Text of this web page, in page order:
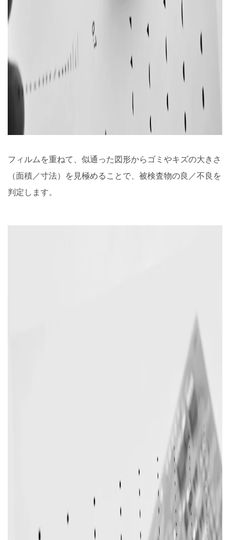
フィルムを重ねて、似通った図形からゴミやキズの大きさ
（面積／寸法）を見極めることで、被検査物の良／不良を
判定します。